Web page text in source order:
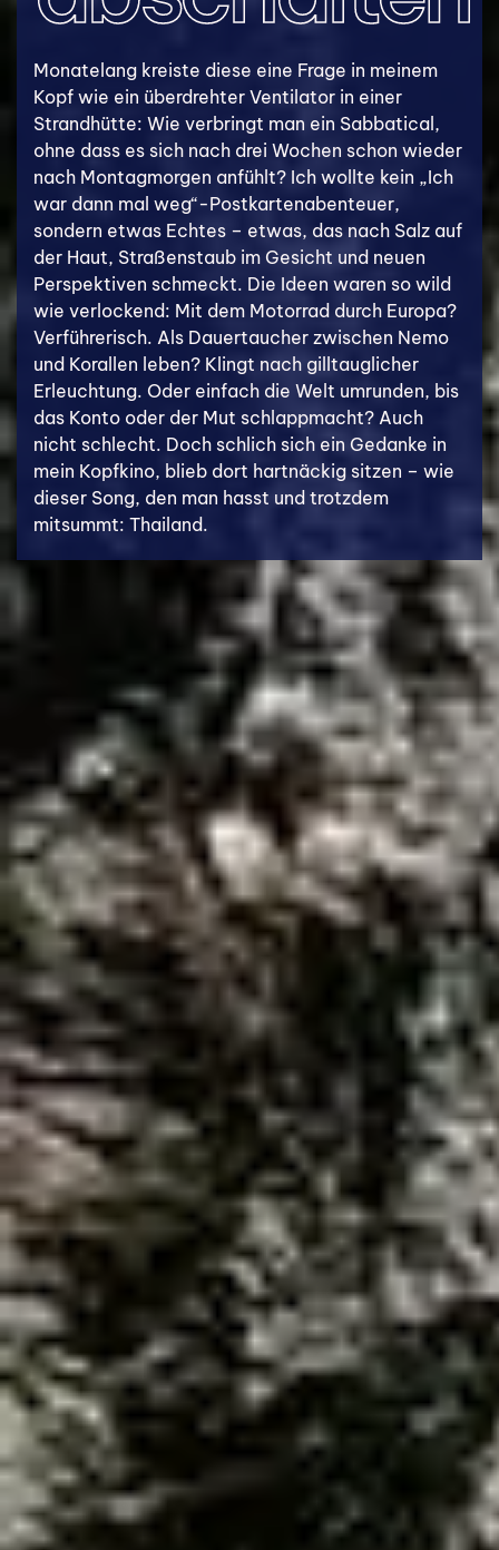
Monatelang kreiste diese eine Frage in meinem
Kopf wie ein überdrehter Ventilator in einer
Strandhütte: Wie verbringt man ein Sabbatical,
ohne dass es sich nach drei Wochen schon wieder
nach Montagmorgen anfühlt? Ich wollte kein „Ich
war dann mal weg“-Postkartenabenteuer,
sondern etwas Echtes – etwas, das nach Salz auf
der Haut, Straßenstaub im Gesicht und neuen
Perspektiven schmeckt. Die Ideen waren so wild
wie verlockend: Mit dem Motorrad durch Europa?
Verführerisch. Als Dauertaucher zwischen Nemo
und Korallen leben? Klingt nach gilltauglicher
Erleuchtung. Oder einfach die Welt umrunden, bis
das Konto oder der Mut schlappmacht? Auch
nicht schlecht. Doch schlich sich ein Gedanke in
mein Kopfkino, blieb dort hartnäckig sitzen – wie
dieser Song, den man hasst und trotzdem
mitsummt: Thailand.